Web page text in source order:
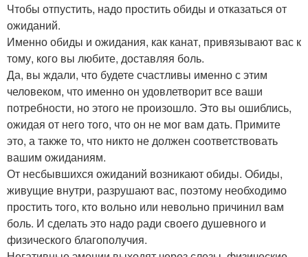
Чтобы отпустить, надо простить обиды и отказаться от
ожиданий.
Именно обиды и ожидания, как канат, привязывают вас к
тому, кого вы любите, доставляя боль.
Да, вы ждали, что будете счастливы именно с этим
человеком, что именно он удовлетворит все ваши
потребности, но этого не произошло. Это вы ошиблись,
ожидая от него того, что он не мог вам дать. Примите
это, а также то, что никто не должен соответствовать
вашим ожиданиям.
От несбывшихся ожиданий возникают обиды. Обиды,
живущие внутри, разрушают вас, поэтому необходимо
простить того, кто вольно или невольно причинил вам
боль. И сделать это надо ради своего душевного и
физического благополучия.